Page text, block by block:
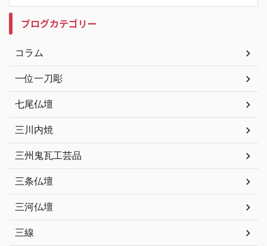
ブログカテゴリー
コラム
一位一刀彫
七尾仏壇
三川内焼
三州鬼瓦工芸品
三条仏壇
三河仏壇
三線